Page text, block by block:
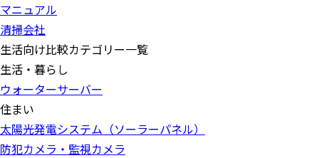
マニュアル
清掃会社
生活向け比較カテゴリー一覧
生活・暮らし
ウォーターサーバー
住まい
太陽光発電システム（ソーラーパネル）
防犯カメラ・監視カメラ